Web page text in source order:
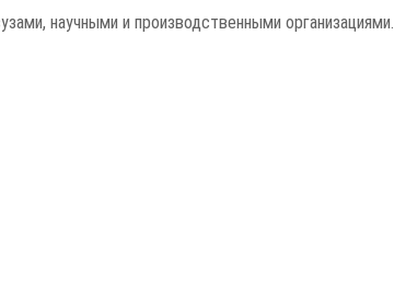
научными и производственными организациями.